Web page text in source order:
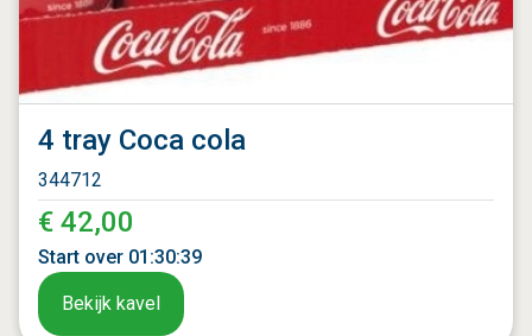
4 tray Coca cola
344712
€ 42,00
Start over 01 :30:37
Bekijk kavel